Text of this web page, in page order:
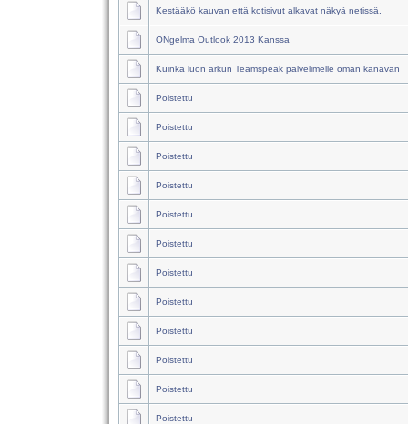
Kestääkö kauvan että kotisivut alkavat näkyä netissä.
ONgelma Outlook 2013 Kanssa
Kuinka luon arkun Teamspeak palvelimelle oman kanavan
Poistettu
Poistettu
Poistettu
Poistettu
Poistettu
Poistettu
Poistettu
Poistettu
Poistettu
Poistettu
Poistettu
Poistettu